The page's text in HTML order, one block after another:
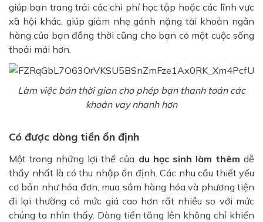
giúp bạn trang trải các chi phí học tập hoặc các lĩnh vực
xã hội khác, giúp giảm nhẹ gánh nặng tài khoản ngân
hàng của bạn đồng thời cũng cho bạn có một cuộc sống
thoải mái hơn.
Làm việc bán thời gian cho phép bạn thanh toán các
khoản vay nhanh hơn
Có được dòng tiền ổn định
Một trong những lợi thế của du học sinh làm thêm dễ
thấy nhất là có thu nhập ổn định. Các nhu cầu thiết yếu
cơ bản như hóa đơn, mua sắm hàng hóa và phương tiện
đi lại thường có mức giá cao hơn rất nhiều so với mức
chúng ta nhìn thấy. Dòng tiền tăng lên không chỉ khiến